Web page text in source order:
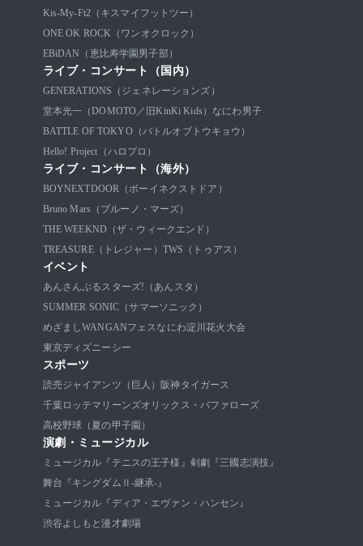
Kis-My-Ft2（キスマイフットツー）
ONE OK ROCK（ワンオクロック）
EBiDAN（恵比寿学園男子部）
ライブ・コンサート（国内）
GENERATIONS（ジェネレーションズ）
堂本光一（DOMOTO／旧KinKi Kids） なにわ男子
BATTLE OF TOKYO（バトルオブトウキョウ）
Hello! Project（ハロプロ）
ライブ・コンサート（海外）
BOYNEXTDOOR（ボーイネクストドア）
Bruno Mars（ブルーノ・マーズ）
THE WEEKND（ザ・ウィークエンド）
TREASURE（トレジャー） TWS（トゥアス）
イベント
あんさんぶるスターズ!（あんスタ）
SUMMER SONIC（サマーソニック）
めざましWANGANフェスなにわ淀川花火大会
東京ディズニーシー
スポーツ
読売ジャイアンツ（巨人）
阪神タイガース
千葉ロッテマリーンズオリックス・バファローズ
高校野球（夏の甲子園）
演劇・ミュージカル
ミュージカル『テニスの王子様』 剣劇『三國志演技』
舞台『キングダムⅡ-継承-』
ミュージカル『ディア・エヴァン・ハンセン』
渋谷よしもと漫才劇場